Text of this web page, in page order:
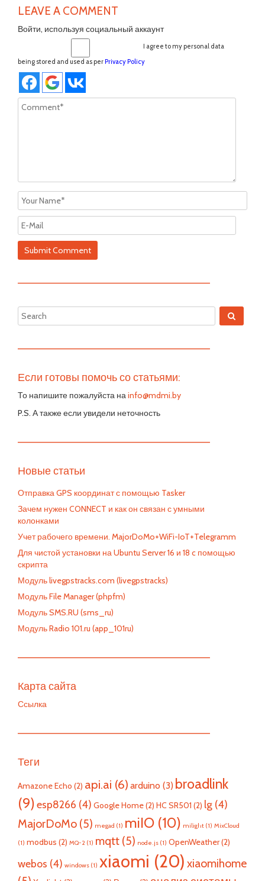
LEAVE A COMMENT
Войти, используя социальный аккаунт
I agree to my personal data
being stored and used as perPrivacy Policy
—————————————————————————
—————————————————————————
Если готовы помочь со статьями:
То напишите пожалуйста наinfo@mdmi.by
P.S. А также если увидели неточность
—————————————————————————
Новые статьи
Отправка GPS координат с помощью Tasker
Зачем нужен CONNECT и как он связан с умными
колонками
Учет рабочего времени. MajorDoMo+WiFi-IoT+Telegramm
Для чистой установки на Ubuntu Server 16 и 18 c помощью
скрипта
Модуль livegpstracks.com (livegpstracks)
Модуль File Manager (phpfm)
Модуль SMS.RU (sms_ru)
Модуль Radio 101.ru (app_101ru)
—————————————————————————
Карта сайта
Ссылка
—————————————————————————
Теги
Amazone Echo (2) api.ai (6) arduino (3) broadlink
(9)esp8266 (4) Google Home(2) HC SR501 (2) lg (4)
MajorDoMo (5) megad (1) miIO (10) milight (1) MixCloud
(1) modbus (2) MQ-2 (1) mqtt (5) node.js (1) OpenWeather(2)
webos (4) windows (1) xiaomi (20) xiaomihome